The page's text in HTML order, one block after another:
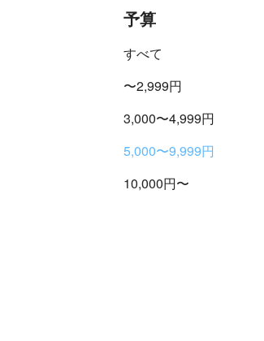
予算
すべて
〜2,999円
3,000〜4,999円
5,000〜9,999円
10,000円〜